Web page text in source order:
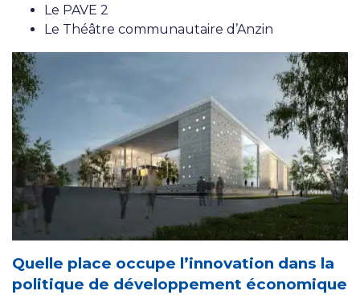
Le PAVE 2
Le Théâtre communautaire d’Anzin
Quelle place occupe l’innovation dans la
politique de développement économique